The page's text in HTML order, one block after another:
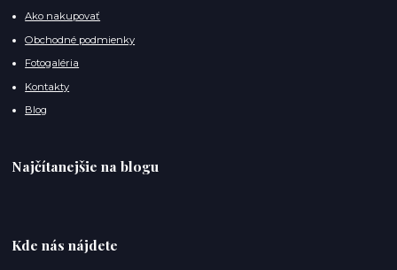
Ako nakupovať
Obchodné podmienky
Fotogaléria
Kontakty
Blog
Najčítanejšie na blogu
Kde nás nájdete